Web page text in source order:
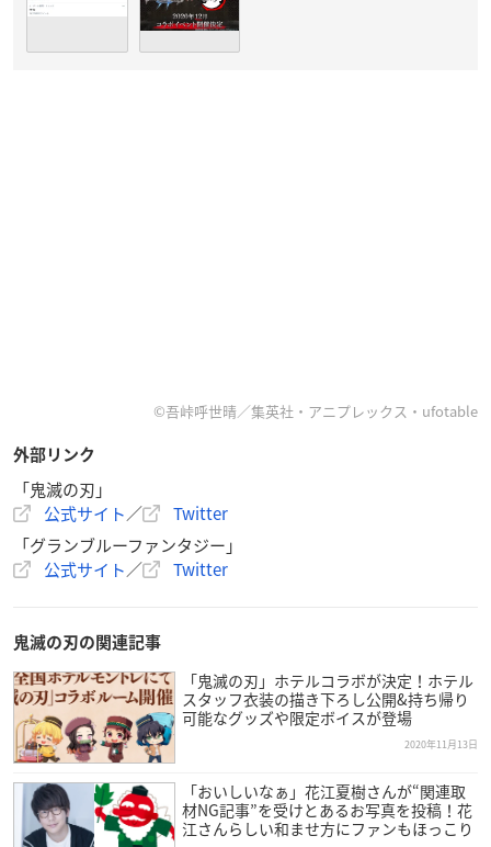
©吾峠呼世晴／集英社・アニプレックス・ufotable
外部リンク
「鬼滅の刃」
公式サイト／
Twitter
「グランブルーファンタジー」
公式サイト／ Twitter
鬼滅の刃の関連記事
「鬼滅の刃」ホテルコラボが決定！ホテル
スタッフ衣装の描き下ろし公開&持ち帰り
可能なグッズや限定ボイスが登場
2020年11月13日
「おいしいなぁ」花江夏樹さんが“関連取
材NG記事”を受けとあるお写真を投稿！花
江さんらしい和ませ方にファンもほっこり